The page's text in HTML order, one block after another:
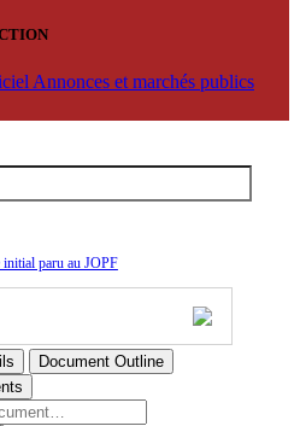
Annonces et marchés publics
initial paru au JOPF
Document Outline